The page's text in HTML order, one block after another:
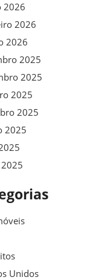
2026
2026
2026
2025
2025
2025
2025
2025
Unidos